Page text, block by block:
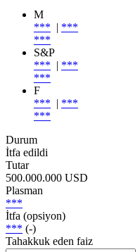
M
*** | ***
***
S&P
*** | ***
***
F
*** | ***
***
Durum
İtfa edildi
Tutar
500.000.000 USD
Plasman
***
İtfa (opsiyon)
*** (-)
Tahakkuk eden faiz